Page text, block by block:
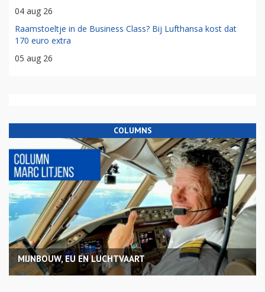
04 aug 26
Raamstoeltje in de Business Class? Bij Lufthansa kost dat
170 euro extra
05 aug 26
COLUMNS
MIJNBOUW, EU EN LUCHTVAART